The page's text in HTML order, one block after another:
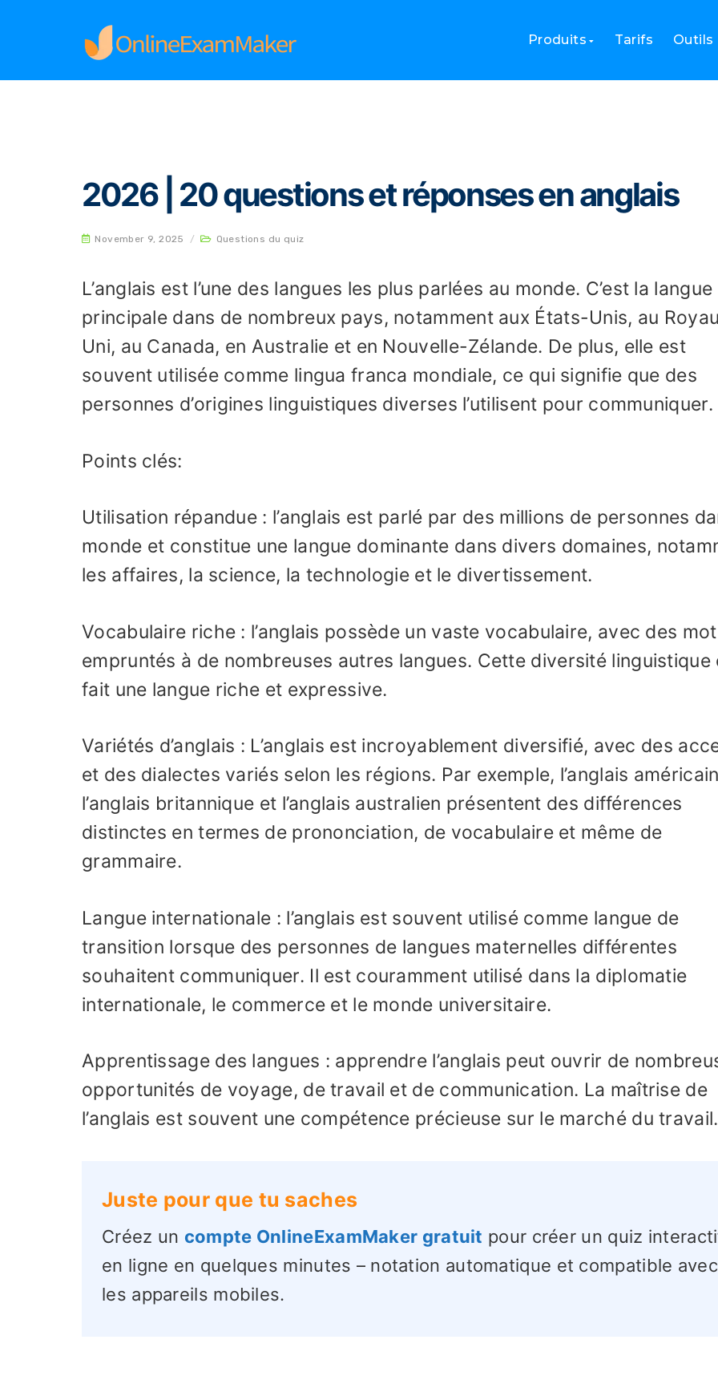
Produits Tarifs Outils
Home
2026 | 20 questions et réponses en anglais
November 9, 2025 / Questions du quiz
L’anglais est l’une des langues les plus parlées au monde. C’est la langue
principale dans de nombreux pays, notamment aux États-Unis, au
Uni, au Canada, en Australie et en Nouvelle-Zélande. De plus, elle est
souvent utilisée comme lingua franca mondiale, ce qui signifie que des
personnes d’origines linguistiques diverses l’utilisent pour communiquer.
Points clés:
Utilisation répandue : l’anglais est parlé par des millions de personnes
monde et constitue une langue dominante dans divers domaines,
les affaires, la science, la technologie et le divertissement.
Vocabulaire riche : l’anglais possède un vaste vocabulaire, avec des
empruntés à de nombreuses autres langues. Cette diversité linguistique
fait une langue riche et expressive.
Variétés d’anglais : L’anglais est incroyablement diversifié, avec des
et des dialectes variés selon les régions. Par exemple, l’anglais
l’anglais britannique et l’anglais australien présentent des différences
distinctes en termes de prononciation, de vocabulaire et même de
grammaire.
Langue internationale : l’anglais est souvent utilisé comme langue de
transition lorsque des personnes de langues maternelles différentes
souhaitent communiquer. Il est couramment utilisé dans la diplomatie
internationale, le commerce et le monde universitaire.
Apprentissage des langues : apprendre l’anglais peut ouvrir de
opportunités de voyage, de travail et de communication. La maîtrise de
l’anglais est souvent une compétence précieuse sur le marché du travail.
Juste pour que tu saches
Créez un compte OnlineExamMaker gratuit pour créer un quiz
en ligne en quelques minutes – notation automatique et compatible avec
les appareils mobiles.